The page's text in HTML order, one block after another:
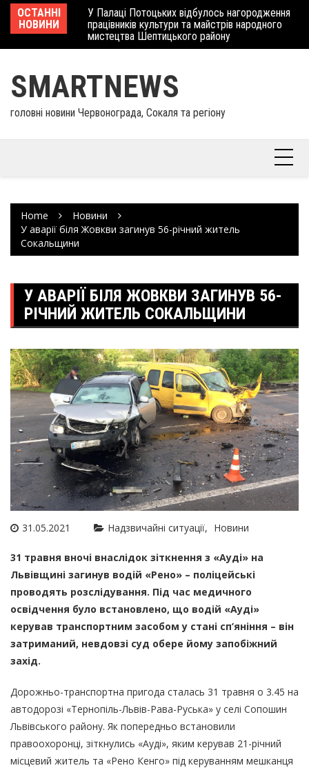
Skip
content
ОСТАННІ
НОВИНИ
У Палаці Потоцьких відбулось нагородження
працівників культури та майстрів народного
мистецтва Шептицького району
SMARTNEWS
головні новини Червонограда, Сокаля та регіону
Home
Новини
У аварії біля Жовкви загинув 56-річний житель
Сокальщини
У АВАРІЇ БІЛЯ ЖОВКВИ ЗАГИНУВ 56-
РІЧНИЙ ЖИТЕЛЬ СОКАЛЬЩИНИ
31.05.2021 Надзвичайні ситуації Новини
31 травня вночі внаслідок зіткнення з «Ауді» на
Львівщині загинув водій «Рено» – поліцейські
проводять розслідування. Під час медичного
освідчення було встановлено, що водій «Ауді»
керував транспортним засобом у стані сп’яніння – він
затриманий, невдовзі суд обере йому запобіжний
захід.
Дорожньо-транспортна пригода сталась 31 травня о 3.45 на
автодорозі «Тернопіль-Львів-Рава-Руська» у селі Сопошин
Львівського району. Як попередньо встановили
правоохоронці, зіткнулись «Ауді», яким керував 21-річний
місцевий житель та «Рено Кенго» під керуванням мешканця